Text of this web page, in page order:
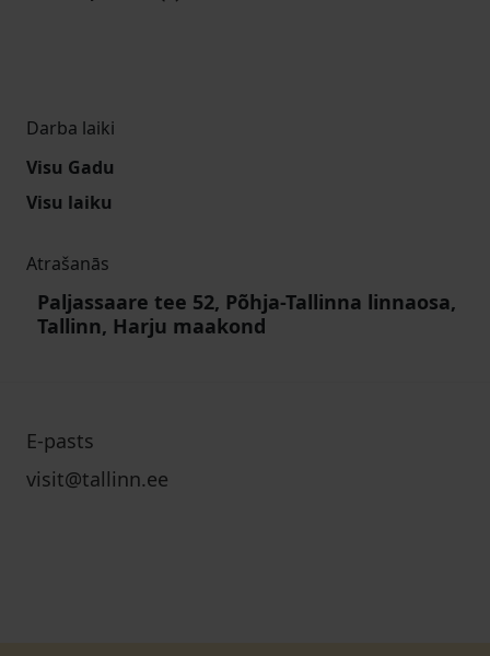
Darba laiki
Visu Gadu
Visu laiku
Atrašanās
Paljassaare tee 52, Põhja-Tallinna linnaosa,
Tallinn, Harju maakond
E-pasts
visit@tallinn.ee